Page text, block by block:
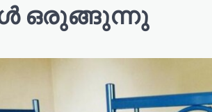
ഒരുങ്ങുന്നു